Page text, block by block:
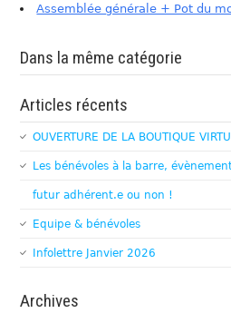
Assemblée générale + Pot du
Dans la même catégorie
Articles récents
OUVERTURE DE LA BOUTIQUE
Les bénévoles à la barre,
futur adhérent.e ou non !
Equipe & bénévoles
Infolettre Janvier 2026
Archives